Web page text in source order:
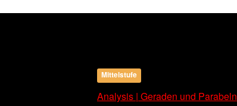
Mittelstufe
Analysis | Geraden und Parabeln